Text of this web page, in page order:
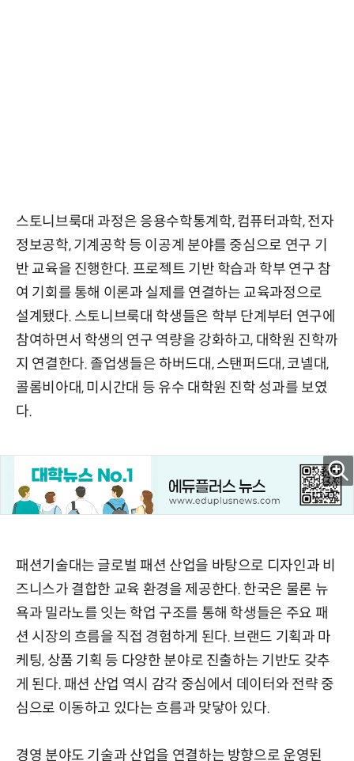
스토니브룩대 과정은 응용수학통계학, 컴퓨터과학, 전자
정보공학, 기계공학 등 이공계 분야를 중심으로 연구 기
반 교육을 진행한다. 프로젝트 기반 학습과 학부 연구 참
여 기회를 통해 이론과 실제를 연결하는 교육과정으로
설계됐다. 스토니브룩대 학생들은 학부 단계부터 연구에
참여하면서 학생의 연구 역량을 강화하고, 대학원 진학까
지 연결한다. 졸업생들은 하버드대, 스탠퍼드대, 코넬대,
콜롬비아대, 미시간대 등 유수 대학원 진학 성과를 보였
다.
패션기술대는 글로벌 패션 산업을 바탕으로 디자인과 비
즈니스가 결합한 교육 환경을 제공한다. 한국은 물론 뉴
욕과 밀라노를 잇는 학업 구조를 통해 학생들은 주요 패
션 시장의 흐름을 직접 경험하게 된다. 브랜드 기획과 마
케팅, 상품 기획 등 다양한 분야로 진출하는 기반도 갖추
게 된다. 패션 산업 역시 감각 중심에서 데이터와 전략 중
심으로 이동하고 있다는 흐름과 맞닿아 있다.
경영 분야도 기술과 산업을 연결하는 방향으로 운영된